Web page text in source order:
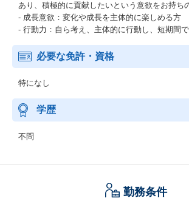
あり、積極的に貢献したいという意欲をお持ち
- 成長意欲：変化や成長を主体的に楽しめる方
- 行動力：自ら考え、主体的に行動し、短期間
必要な免許・資格
特になし
学歴
不問
勤務条件